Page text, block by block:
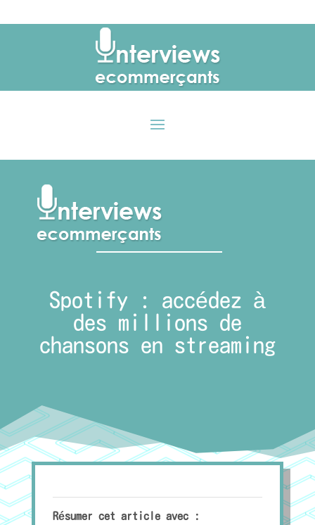
Spotify : accédez à
des millions de
chansons en streaming
Résumer cet article avec :